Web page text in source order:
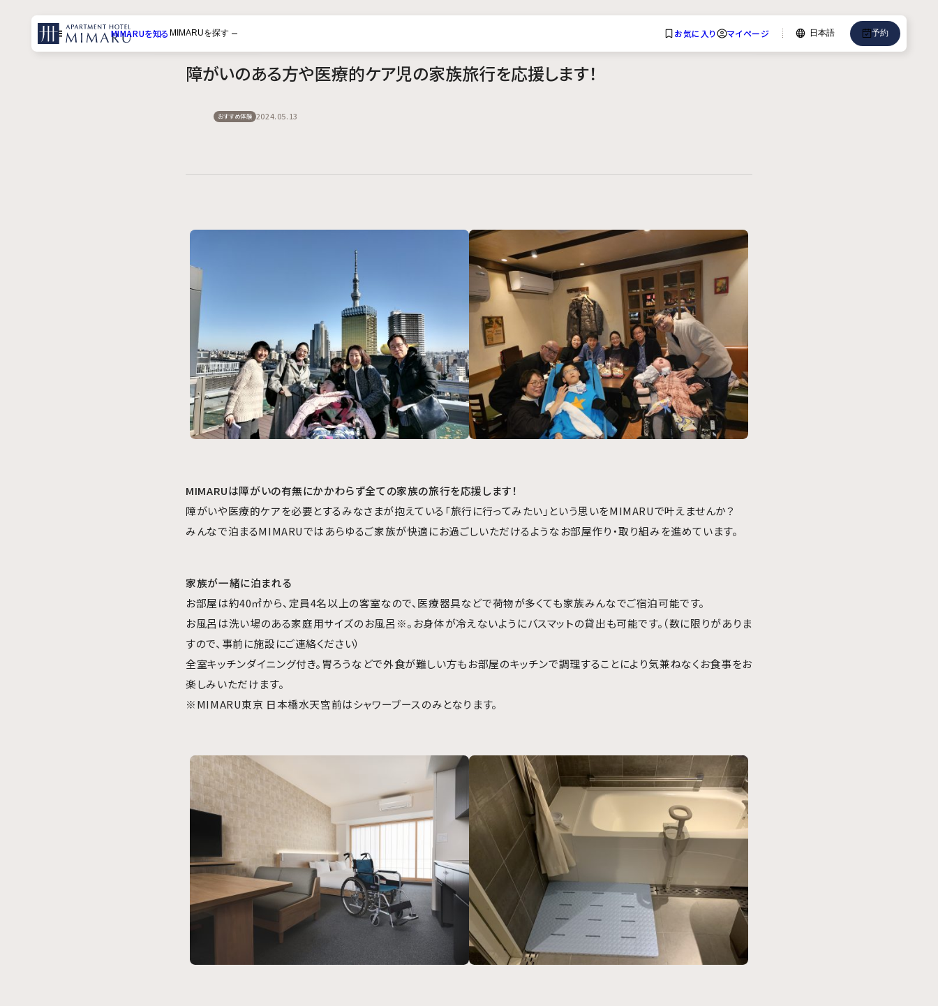
メニュー MIMARUを知る MIMARUを探す
一覧から探す
お気に入り マイページ 言語日本語 予約
障がいのある方や医療的ケア児の家族旅行を応援します！
おすすめ体験 2024.05.13
MIMARUは障がいの有無にかかわらず全ての家族の旅行を応援します！
障がいや医療的ケアを必要とするみなさまが抱えている「旅行に行ってみたい」という思いをMIMARUで叶えませんか？
みんなで泊まるMIMARUではあらゆるご家族が快適にお過ごしいただけるようなお部屋作り・取り組みを進めています。
家族が一緒に泊まれる
お部屋は約40㎡から、定員4名以上の客室なので、医療器具などで荷物が多くても家族みんなでご宿泊可能です。
お風呂は洗い場のある家庭用サイズのお風呂※。お身体が冷えないようにバスマットの貸出も可能です。（数に限りがありま
すので、事前に施設にご連絡ください）
全室キッチンダイニング付き。胃ろうなどで外食が難しい方もお部屋のキッチンで調理することにより気兼ねなくお食事をお
楽しみいただけます。
※MIMARU東京 日本橋水天宮前はシャワーブースのみとなります。